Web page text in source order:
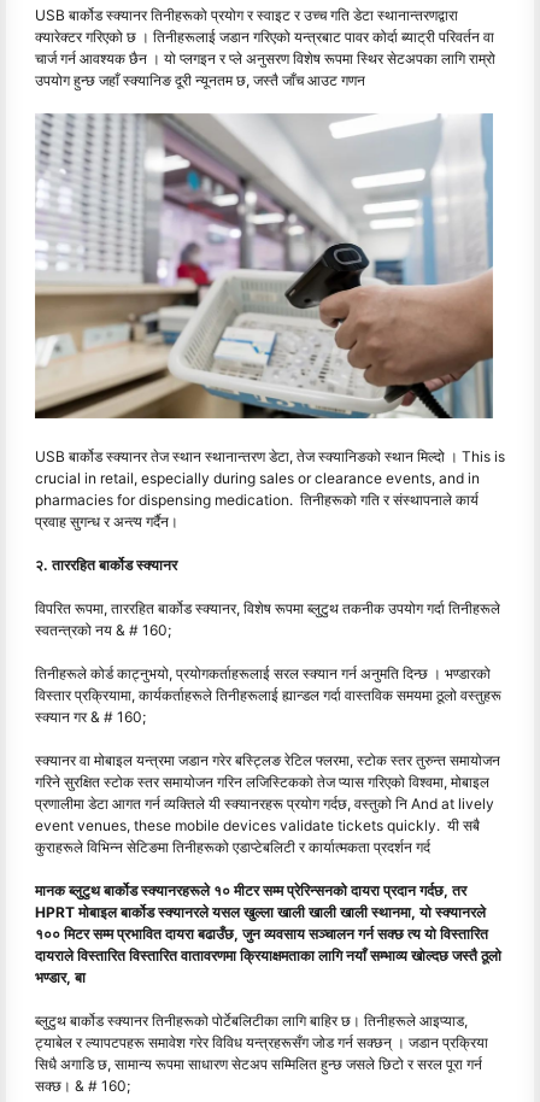
USB बार्कोड स्क्यानर तिनीहरूको प्रयोग र स्वाइट र उच्च गति डेटा स्थानान्तरणद्वारा
क्यारेक्टर गरिएको छ । तिनीहरूलाई जडान गरिएको यन्त्रबाट पावर कोर्दा ब्याट्री परिवर्तन वा
चार्ज गर्न आवश्यक छैन । यो प्लगइन र प्ले अनुसरण विशेष रूपमा स्थिर सेटअपका लागि राम्रो
उपयोग हुन्छ जहाँ स्क्यानिङ दूरी न्यूनतम छ, जस्तै जाँच आउट गणन
USB बार्कोड स्क्यानर तेज स्थान स्थानान्तरण डेटा, तेज स्क्यानिङको स्थान मिल्दो । This is
crucial in retail, especially during sales or clearance events, and in
pharmacies for dispensing medication. तिनीहरूको गति र संस्थापनाले कार्य
प्रवाह सुगन्ध र अन्त्य गर्दैन।
२. ताररहित बार्कोड स्क्यानर
विपरित रूपमा, ताररहित बार्कोड स्क्यानर, विशेष रूपमा ब्लुटुथ तकनीक उपयोग गर्दा तिनीहरूले
स्वतन्त्रको नय & # 160;
तिनीहरूले कोर्ड काट्नुभयो, प्रयोगकर्ताहरूलाई सरल स्क्यान गर्न अनुमति दिन्छ । भण्डारको
विस्तार प्रक्रियामा, कार्यकर्ताहरूले तिनीहरूलाई ह्यान्डल गर्दा वास्तविक समयमा ठूलो वस्तुहरू
स्क्यान गर & # 160;
स्क्यानर वा मोबाइल यन्त्रमा जडान गरेर बस्ट्लिङ रेटिल फ्लरमा, स्टोक स्तर तुरुन्त समायोजन
गरिने सुरक्षित स्टोक स्तर समायोजन गरिन लजिस्टिकको तेज प्यास गरिएको विश्वमा, मोबाइल
प्रणालीमा डेटा आगत गर्न व्यक्तिले यी स्क्यानरहरू प्रयोग गर्दछ, वस्तुको नि And at lively
event venues, these mobile devices validate tickets quickly. यी सबै
कुराहरूले विभिन्न सेटिङमा तिनीहरूको एडाप्टेबलिटी र कार्यात्मकता प्रदर्शन गर्द
मानक ब्लुटुथ बार्कोड स्क्यानरहरूले १० मीटर सम्म प्रेरिन्सनको दायरा प्रदान गर्दछ, तर
HPRT मोबाइल बार्कोड स्क्यानरले यसल खुल्ला खाली खाली खाली स्थानमा, यो स्क्यानरले
१०० मिटर सम्म प्रभावित दायरा बढाउँछ, जुन व्यवसाय सञ्चालन गर्न सक्छ त्य यो विस्तारित
दायराले विस्तारित विस्तारित वातावरणमा क्रियाक्षमताका लागि नयाँ सम्भाव्य खोल्दछ जस्तै ठूलो
भण्डार, बा
ब्लुटुथ बार्कोड स्क्यानर तिनीहरूको पोर्टेबलिटीका लागि बाहिर छ। तिनीहरूले आइप्याड,
ट्याबेल र ल्यापटपहरू समावेश गरेर विविध यन्त्रहरूसँग जोड गर्न सक्छन् । जडान प्रक्रिया
सिधै अगाडि छ, सामान्य रूपमा साधारण सेटअप सम्मिलित हुन्छ जसले छिटो र सरल पूरा गर्न
सक्छ। & # 160;